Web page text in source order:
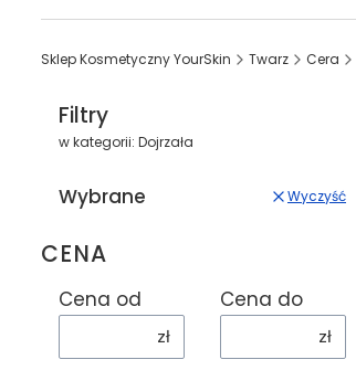
Sklep Kosmetyczny YourSkin Twarz Cera
Filtry
w kategorii: Dojrzała
Wybrane Wyczyść
CENA
Cena od
zł
Cena do
zł